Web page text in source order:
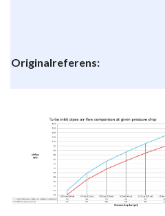
Originalreferens: